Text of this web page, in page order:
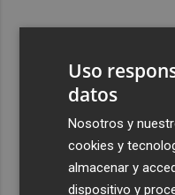
Uso
datos
Nosotros y
cookies y
almacenar y
dispositivo y